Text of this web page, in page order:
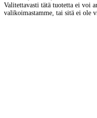
Valitettavasti tätä tuotetta ei voi
valikoimastamme, tai sitä ei ole